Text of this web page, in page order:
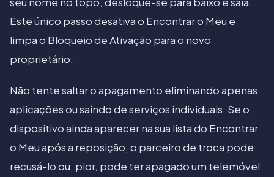
Este único passo desativa o Encontrar o Meu e
limpa o Bloqueio de Ativação para o novo
proprietário.
Não tente saltar o apagamento eliminando apenas
aplicações ou saindo de serviços individuais. Se o
dispositivo ainda aparecer na sua lista do Encontrar
o Meu após a reposição, o parceiro de troca pode
recusá-lo ou, pior, pode ter apagado um telemóvel